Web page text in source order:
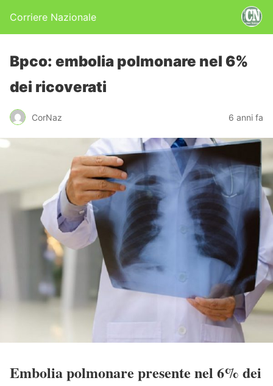
Corriere Nazionale
Bpco: embolia polmonare nel 6%
dei ricoverati
CorNaz 6 anni fa
Embolia polmonare presente nel 6% dei